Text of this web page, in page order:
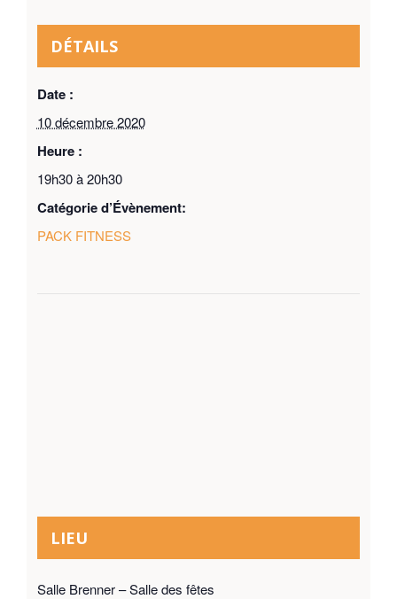
DÉTAILS
Date :
10 décembre 2020
Heure :
19h30 à 20h30
Catégorie d’Évènement:
PACK FITNESS
LIEU
Salle Brenner – Salle des fêtes